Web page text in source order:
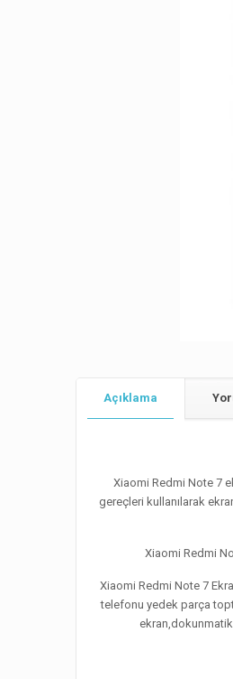
Açıklama
Xiaomi Redmi Note 7
gereçleri kullanılarak
Xiaomi Redmi
Xiaomi Redmi Note 7
telefonu yedek parça
ekran,dokunmatik